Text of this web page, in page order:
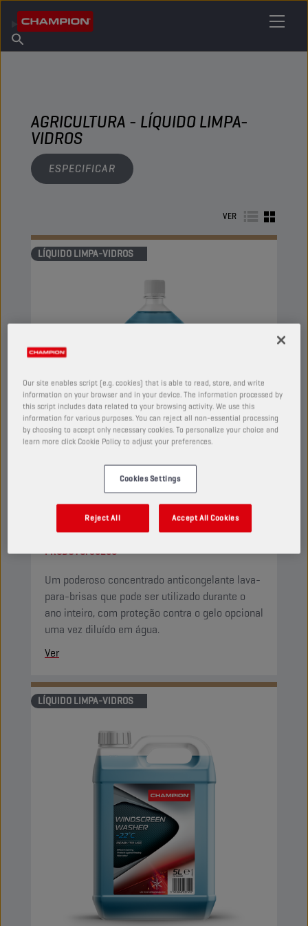
Sobre a Champion
Encontrar ponto de venda
AGRICULTURA - LÍQUIDO LIMPA-
VIDROS
ESPECIFICAR
VER
LÍQUIDO LIMPA-VIDROS
CHAMPIONWINDSCREEN
CONCENTRATE
PRODUTO:50200
Um poderoso concentrado anticongelante lava-
para-brisas que pode ser utilizado durante o
ano inteiro, com proteção contra o gelo opcional
uma vez diluído em água.
Ver
LÍQUIDO LIMPA-VIDROS
Our site enables script (e.g. cookies) that is able to read, store, and write
information on your browser and in your device. The information processed by
this script includes data related to your browsing activity. We use this
information for various purposes. You can reject all non-essential processing
by choosing to accept only necessary cookies. To personalize your choice and
learn more click Cookie Policy to adjust your preferences.
Cookies Settings
Reject All Accept All Cookies